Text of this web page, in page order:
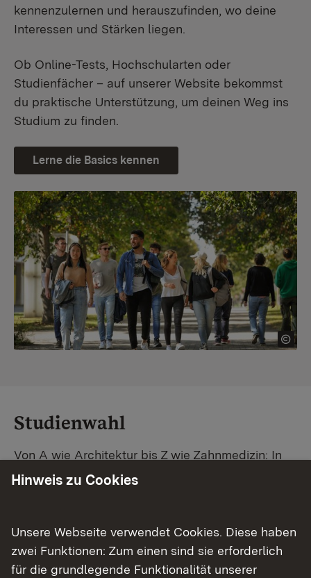
kennenzulernen und herauszufinden, wo deine
Interessen und Stärken liegen.
Ob Online-Tests, Hochschularten oder
Studienfächer – auf unserer Website bekommst
du praktische Unterstützung, um deinen Weg ins
Studium zu finden.
Lerne die Basics kennen
Studienwahl
Von A wie Architektur bis Z wie Zahnmedizin: In
Baden-Württemberg warten unzählige
Studiengangsuche schnell den passenden
Studienplatz. Außerdem gibt's eine Schritt-für-
Schritt-Anleitung zu deinem Traum-Studium.
Hinweis zu Cookies
Unsere Webseite verwendet Cookies. Diese haben
zwei Funktionen: Zum einen sind sie erforderlich
für die grundlegende Funktionalität unserer